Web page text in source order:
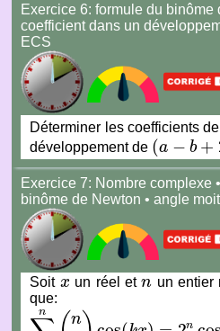
Exercice 6: formule du binôme
coefficient dans un
ECS
Déterminer les coefficients
développement de (a − b +
(a− b+ 2c)7
Exercice 7: Nombre complexe
binôme de Newton • angle
Soit x
x un réel etn
n un entier
que:
n
n
n